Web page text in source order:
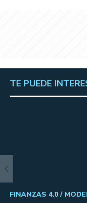
TE PUEDE
FINANZAS 4.0 /